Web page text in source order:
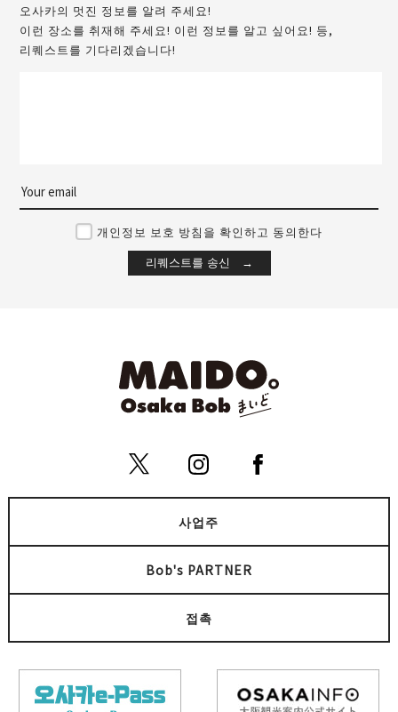
오사카의 멋진 정보를 알려 주세요!
이런 장소를 취재해 주세요! 이런 정보를 알고 싶어요! 등,
리퀘스트를 기다리겠습니다!
개인정보 보호 방침을 확인하고 동의한다
사업주
Bob's PARTNER
접촉